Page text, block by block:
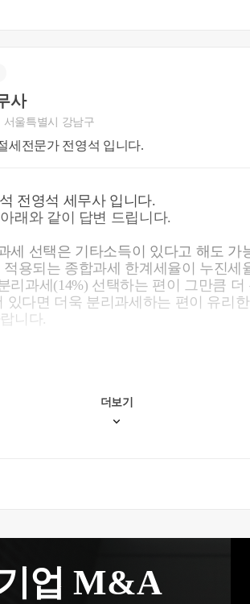
사
서울특별시 강남구
세전문가 전영석 입니다.
전영석 세무사 입니다.
래와 같이 답변 드립니다.
세 선택은 기타소득이 있다고 해도 가
용되는 종합과세 한계세율이 누진세
리과세(14%) 선택하는 편이 그만큼
있다면 더욱 분리과세하는 편이 유리
니다.
더보기
업 M&A